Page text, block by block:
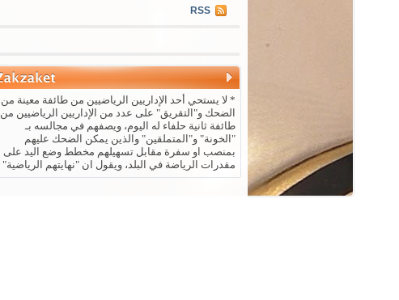
RSS
* لا يستحي أحد الإداريين الرياضيين من طائفة معينة من
الضحك و"التقريق" على عدد من الإداريين الرياضيين من
طائفة ثانية حلفاء له اليوم، ويصفهم في مجالسه بـ
"الخونة" و"المتملقين" والذين يمكن الضحك عليهم
بمنصب او سفرة مقابل تسهيلهم مخطط وضع اليد على
مقدرات الرياضة في البلد، ويقول ان "نهايتهم الرياضية"